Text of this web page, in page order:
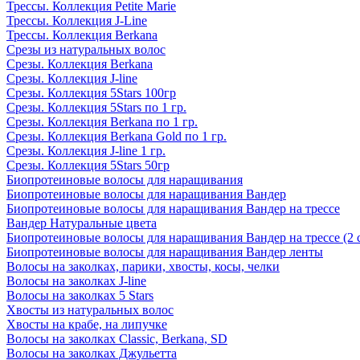
Трессы. Коллекция Petite Marie
Трессы. Коллекция J-Line
Трессы. Коллекция Berkana
Срезы из натуральных волос
Срезы. Коллекция Berkana
Срезы. Коллекция J-line
Срезы. Коллекция 5Stars 100гр
Срезы. Коллекция 5Stars по 1 гр.
Срезы. Коллекция Berkana по 1 гр.
Срезы. Коллекция Berkana Gold по 1 гр.
Срезы. Коллекция J-line 1 гр.
Срезы. Коллекция 5Stars 50гр
Биопротеиновые волосы для наращивания
Биопротеиновые волосы для наращивания Вандер
Биопротеиновые волосы для наращивания Вандер на трессе
Вандер Натуральные цвета
Биопротеиновые волосы для наращивания Вандер на трессе (2
Биопротеиновые волосы для наращивания Вандер ленты
Волосы на заколках, парики, хвосты, косы, челки
Волосы на заколках J-line
Волосы на заколках 5 Stars
Хвосты из натуральных волос
Хвосты на крабе, на липучке
Волосы на заколках Classic, Berkana, SD
Волосы на заколках Джульетта